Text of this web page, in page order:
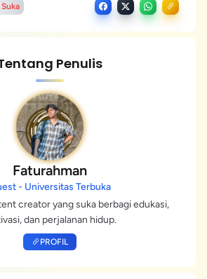
Suka
Penulis
Faturahman
- Universitas Terbuka
creator yang suka berbagi edukasi,
dan perjalanan hidup.
PROFIL